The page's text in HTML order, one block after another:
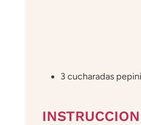
3 cucharadas